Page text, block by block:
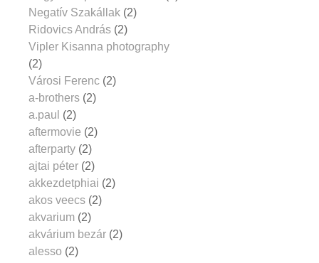
Negatív Szakállak (2)
Ridovics András (2)
Vipler Kisanna photography
(2)
Városi Ferenc (2)
a-brothers (2)
a.paul (2)
aftermovie (2)
afterparty (2)
ajtai péter (2)
akkezdetphiai (2)
akos veecs (2)
akvarium (2)
akvárium bezár (2)
alesso (2)